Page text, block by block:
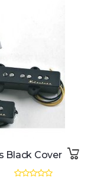
Black Cover